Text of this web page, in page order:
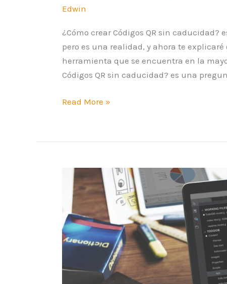
Edwin
¿Cómo crear Códigos QR sin
pero es una realidad, y ahora te
herramienta que se encuentra en la
Códigos QR sin caducidad? es una
Read More »
Códigos
Excel
–
¿Cómo